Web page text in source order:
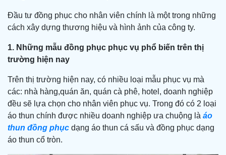
Đầu tư đồng phục cho nhân viên chính là một trong những
cách xây dựng thương hiệu và hình ảnh của công ty.
1. Những mẫu đồng phục phục vụ phổ biến trên thị
trường hiện nay
Trên thị trường hiện nay, có nhiều loại mẫu phục vụ mà
các: nhà hàng,quán ăn, quán cà phê, hotel, doanh nghiệp
đều sẽ lựa chọn cho nhân viên phục vụ. Trong đó có 2 loại
áo thun chính được nhiều doanh nghiệp ưa chuộng là áo
thun đồng phục dạng áo thun cá sấu và đồng phục dạng
áo thun cổ tròn.